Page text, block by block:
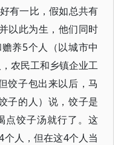
有一比，假如总共有
以此为生，他们同时
养5个人（以城市中
农民工和乡镇企业工
饺子包出来以后，马
子的人）说，饺子是
点饺子汤就行了。这
人，但在这4个人当